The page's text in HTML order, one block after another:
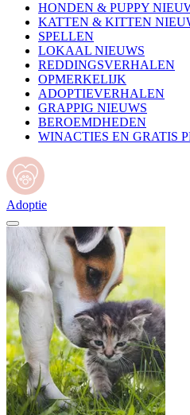
HONDEN & PUPPY
KATTEN & KITTEN
SPELLEN
LOKAAL NIEUWS
REDDINGSVERHALEN
OPMERKELIJK
ADOPTIEVERHALEN
GRAPPIG NIEUWS
BEROEMDHEDEN
WINACTIES EN GRATIS
Adoptie